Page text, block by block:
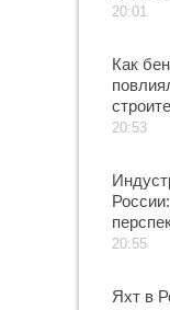
20:01
Как
20:53
20:55
Яхт в